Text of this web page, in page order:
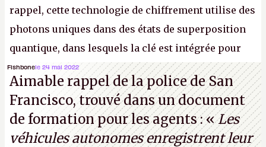
rappel, cette technologie de chiffrement utilise des
photons uniques dans des états de superposition
quantique, dans lesquels la clé est intégrée pour
garantir une sécurité inconditionnelle entre des
parties distantes. Vous ne comprenez rien ? C’est
normal, ça fait toujours ça avec le quantique.
(Crédit photo : China Telecom)
Fishbonele 24 mai 2022
Aimable rappel de la police de San
Francisco, trouvé dans un document
de formation pour les agents : «Les
véhicules autonomes enregistrent leur